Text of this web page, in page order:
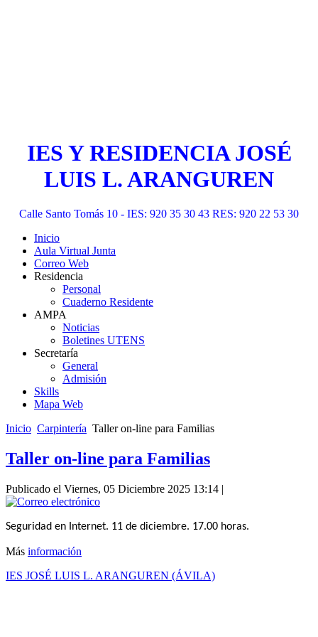
IES Y RESIDENCIA JOSÉ
LUIS L. ARANGUREN
Calle Santo Tomás 10 - IES: 920 35 30 43 RES: 920 22 53 30
Inicio
Aula Virtual Junta
Correo Web
Residencia
Personal
Cuaderno Residente
AMPA
Noticias
Boletines UTENS
Secretaría
General
Admisión
Skills
Mapa Web
Inicio Carpintería Taller on-line para Familias
Taller on-line para Familias
Publicado el Viernes, 05 Diciembre 2025 13:14 |
Seguridad en Internet. 11 de diciembre. 17.00 horas.
Más información
IES JOSÉ LUIS L. ARANGUREN (ÁVILA)